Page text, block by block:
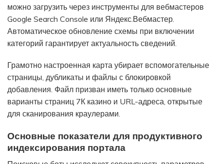
можно загрузить через инструменты для вебмастеров
Google Search Console или Яндекс.Вебмастер.
Автоматическое обновление схемы при включении
категорий гарантирует актуальность сведений.
Грамотно настроенная карта убирает вспомогательные
страницы, дубликаты и файлы с блокировкой
добавления. Файл призван иметь только основные
варианты страниц 7К казино и URL-адреса, открытые
для сканирования краулерами.
Основные показатели для продуктивного
индексирования портала